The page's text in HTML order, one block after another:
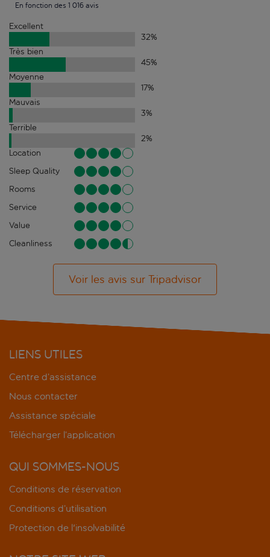
En fonction des 1 016 avis
Excellent
32%
Très bien
45%
Moyenne
17%
Mauvais
3%
Terrible
2%
Location
Sleep Quality
Rooms
Service
Value
Cleanliness
Voir les avis sur Tripadvisor
LIENS UTILES
Centre d’assistance
Nous contacter
Assistance spéciale
Télécharger l’application
QUI SOMMES-NOUS
Conditions de réservation
Conditions d’utilisation
Protection de l'insolvabilité